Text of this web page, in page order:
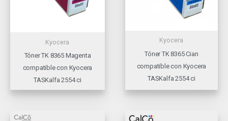
Kyocera
Tóner TK 8365 Magenta
compatible con Kyocera
TASKalfa 2554 ci
Kyocera
Tóner TK 8365 Cian
compatible con Kyocera
TASKalfa 2554 ci